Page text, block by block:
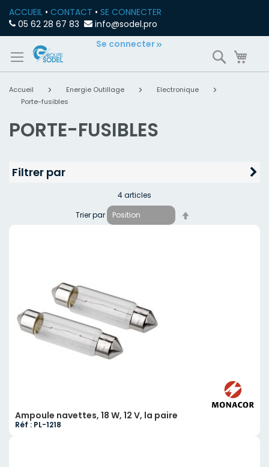
ACCUEIL • CONTACT • SE CONNECTER
05 62 28 67 83
info@sodel.pro
Se connecter
Accueil Energie Outillage
Electronique
Porte-fusibles
PORTE-FUSIBLES
4articles
Trier par
Ampoule navettes, 18 W, 12 V, la paire
Réf : PL-1218
Filtrer par